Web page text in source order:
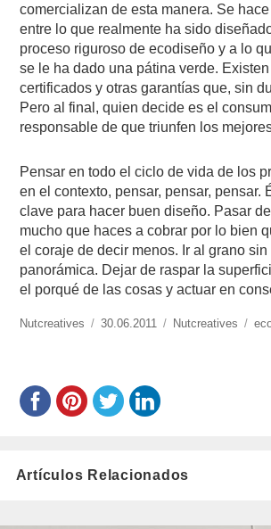
comercializan de esta manera. Se
entre lo que realmente ha sido
proceso riguroso de ecodiseño y a lo
se le ha dado una pátina verde.
certificados y otras garantías que, sin
Pero al final, quien decide es el
responsable de que triunfen los
Pensar en todo el ciclo de vida de los
en el contexto, pensar, pensar, pensar.
clave para hacer buen diseño. Pasar
mucho que haces a cobrar por lo bien
el coraje de decir menos. Ir al grano
panorámica. Dejar de raspar la
el porqué de las cosas y actuar en
https://www.experimenta.es/author/Nutcreatives/
Nutcreatives
Publicado
30.06.2011 Categorías
Nutcreatives
Artículos Relacionados